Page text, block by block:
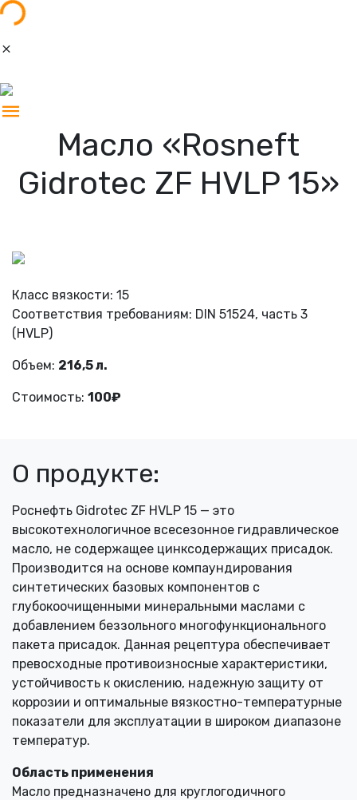
Масло «Rosneft
Gidrotec ZF HVLP 15»
Класс вязкости: 15
Соответствия требованиям: DIN 51524, часть 3
(HVLP)
Объем: 216,5 л.
Стоимость: 100₽
О продукте:
Роснефть Gidrotec ZF HVLP 15 — это
высокотехнологичное всесезонное гидравлическое
масло, не содержащее цинксодержащих присадок.
Производится на основе компаундирования
синтетических базовых компонентов с
глубокоочищенными минеральными маслами с
добавлением беззольного многофункционального
пакета присадок. Данная рецептура обеспечивает
превосходные противоизносные характеристики,
устойчивость к окислению, надежную защиту от
коррозии и оптимальные вязкостно-температурные
показатели для эксплуатации в широком диапазоне
температур.
Область применения
Масло предназначено для круглогодичного